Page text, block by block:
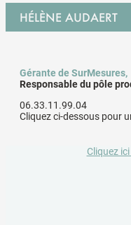
HÉLÈNE AUDAERT
Gérante de SurMesures,
Responsable du pôle
06.33.11.99.04
Cliquez ci-dessous pour
Cliquez